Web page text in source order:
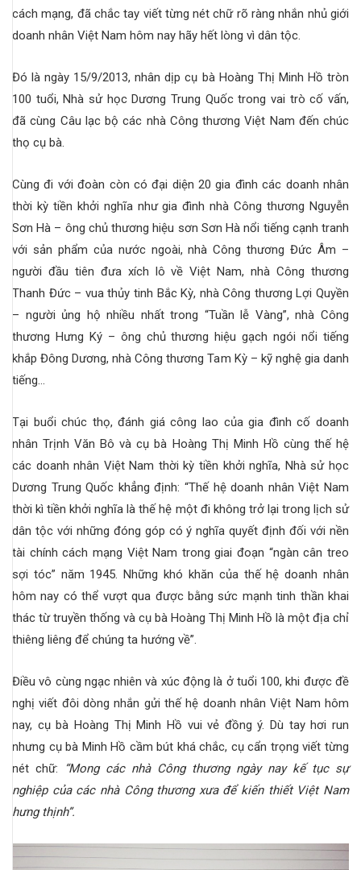
cách mạng, đã chắc tay viết từng nét chữ rõ ràng nhắn nhủ giới
doanh nhân Việt Nam hôm nay hãy hết lòng vì dân tộc.
Đó là ngày 15/9/2013, nhân dịp cụ bà Hoàng Thị Minh Hồ tròn
100 tuổi, Nhà sử học Dương Trung Quốc trong vai trò cố vấn,
đã cùng Câu lạc bộ các nhà Công thương Việt Nam đến chúc
thọ cụ bà.
Cùng đi với đoàn còn có đại diện 20 gia đình các doanh nhân
thời kỳ tiền khởi nghĩa như gia đình nhà Công thương Nguyễn
Sơn Hà – ông chủ thương hiệu sơn Sơn Hà nổi tiếng cạnh tranh
với sản phẩm của nước ngoài, nhà Công thương Đức Âm –
người đầu tiên đưa xích lô về Việt Nam, nhà Công thương
Thanh Đức – vua thủy tinh Bắc Kỳ, nhà Công thương Lợi Quyền
– người ủng hộ nhiều nhất trong “Tuần lễ Vàng”, nhà Công
thương Hưng Ký – ông chủ thương hiệu gạch ngói nổi tiếng
khắp Đông Dương, nhà Công thương Tam Kỳ – kỹ nghệ gia danh
tiếng…
Tại buổi chúc thọ, đánh giá công lao của gia đình cố doanh
nhân Trịnh Văn Bô và cụ bà Hoàng Thị Minh Hồ cùng thế hệ
các doanh nhân Việt Nam thời kỳ tiền khởi nghĩa, Nhà sử học
Dương Trung Quốc khẳng định: “Thế hệ doanh nhân Việt Nam
thời kì tiền khởi nghĩa là thế hệ một đi không trở lại trong lịch sử
dân tộc với những đóng góp có ý nghĩa quyết định đối với nền
tài chính cách mạng Việt Nam trong giai đoạn “ngàn cân treo
sợi tóc” năm 1945. Những khó khăn của thế hệ doanh nhân
hôm nay có thể vượt qua được bằng sức mạnh tinh thần khai
thác từ truyền thống và cụ bà Hoàng Thị Minh Hồ là một địa chỉ
thiêng liêng để chúng ta hướng về”.
Điều vô cùng ngạc nhiên và xúc động là ở tuổi 100, khi được đề
nghị viết đôi dòng nhắn gửi thế hệ doanh nhân Việt Nam hôm
nay, cụ bà Hoàng Thị Minh Hồ vui vẻ đồng ý. Dù tay hơi run
nhưng cụ bà Minh Hồ cầm bút khá chắc, cụ cẩn trọng viết từng
nét chữ:
“Mong các nhà Công thương ngày nay kế tục sự
nghiệp của các nhà Công thương xưa để kiến thiết Việt Nam
hưng thịnh”.